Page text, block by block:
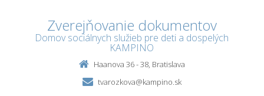
Zverejňovanie dokumentov
Domov sociálnych služieb pre deti a dospelých
KAMPINO
Haanova 36 - 38, Bratislava
tvarozkova@kampino.sk